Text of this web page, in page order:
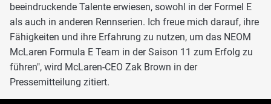
beeindruckende Talente erwiesen, sowohl in der Formel E
als auch in anderen Rennserien. Ich freue mich darauf, ihre
Fähigkeiten und ihre Erfahrung zu nutzen, um das NEOM
McLaren Formula E Team in der Saison 11 zum Erfolg zu
führen", wird McLaren-CEO Zak Brown in der
Pressemitteilung zitiert.